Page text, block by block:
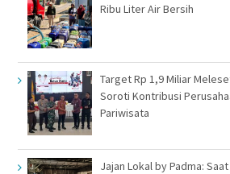
Ribu Liter Air Bersih
Target Rp 1,9 Miliar
Soroti Kontribusi
Pariwisata
Jajan Lokal by Padma: